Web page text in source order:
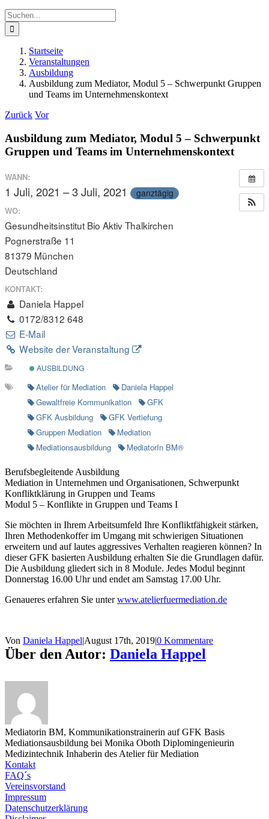
Suche
nach:
Startseite
Veranstaltungen
Ausbildung
Ausbildung zum Mediator, Modul 5 – Schwerpunkt Gruppen
und Teams im Unternehmenskontext
Zurück Vor
Ausbildung zum Mediator, Modul 5 – Schwerpunkt
Gruppen und Teams im Unternehmenskontext
WANN:
1 Juli, 2021 – 3 Juli, 2021 ganztägig
WO:
Gesundheitsinstitut Bio Aktiv Thalkirchen
Pognerstraße 11
81379 München
Deutschland
KONTAKT:
Daniela Happel
0172/8312 648
E-Mail
Website der Veranstaltung
AUSBILDUNG
Atelier für Mediation
Daniela Happel
Gewaltfreie Kommunikation
GFK
GFK Ausbildung
GFK Vertiefung
Gruppen Mediation
Mediation
Mediationsausbildung
MediatorIn BM®
Berufsbegleitende Ausbildung
Mediation in Unternehmen und Organisationen, Schwerpunkt
Konfliktklärung in Gruppen und Teams
Modul 5 – Konflikte in Gruppen und Teams I
Sie möchten in Ihrem Arbeitsumfeld Ihre Konfliktfähigkeit stärken,
Ihren Methodenkoffer im Umgang mit schwierigen Situationen
erweitern und auf lautes aggressives Verhalten reagieren können? In
dieser GFK basierten Ausbildung erhalten Sie die Grundlagen dafür.
Die Ausbildung gliedert sich in 8 Module. Jedes Modul beginnt
Donnerstag 16.00 Uhr und endet am Samstag 17.00 Uhr.
Genaueres erfahren Sie unterwww.atelierfuermediation.de
Von Daniela Happel|August 17th, 2019|0 Kommentare
Über den Autor: Daniela Happel
Mediatorin BM, Kommunikationstrainerin auf GFK Basis
Mediationsausbildung bei Monika Oboth Diplomingenieurin
Medizintechnik Inhaberin des Atelier für Mediation
Kontakt
FAQ´s
Vereinsvorstand
Impressum
Datenschutzerklärung